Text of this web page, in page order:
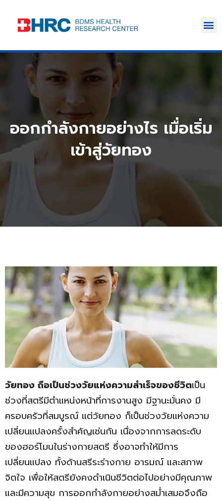
ออกกำลังกายอย่างไร เมื่อเริ่ม
เข้าสู่วัยทอง
วัยทอง ถือเป็นช่วงวัยแห่งความสำเร็จของชีวิตเป็น
ช่วงที่สตรีมีตำแหน่งหน้าที่การงานสูง มีฐานะมั่นคง มี
ครอบครัวที่สมบูรณ์ แต่วัยทอง ก็เป็นช่วงวัยแห่งความ
เปลี่ยนแปลงครั้งสำคัญเช่นกัน เนื่องจากการลดระดับ
ของฮอร์โมนในร่างกายสตรี ซึ่งอาจทำให้มีการ
เปลี่ยนแปลง ทั้งด้านสรีระร่างกาย อารมณ์ และสภาพ
จิตใจ เพื่อให้สตรียังคงดำเนินชีวิตต่อไปอย่างมีคุณภาพ
และมีความสุข การออกกำลังกายอย่างสม่ำเสมอจึงถือ